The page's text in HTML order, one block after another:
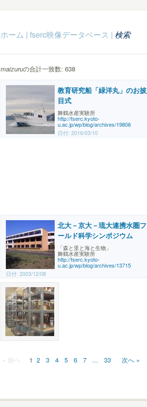
ホーム | fserc映像データベース | 検索
maizuruの合計一致数: 638
教育研究船「緑洋丸」のお
目式
舞鶴水産実験所
http://fserc.kyoto-
u.ac.jp/wp/blog/archives/19806
日付: 2016/03/10
北大－京大－琉大連携水圏
ールド科学シンポジウム
「森と里と海と生物」
舞鶴水産実験所
http://fserc.kyoto-
u.ac.jp/wp/blog/archives/13715
日付: 2003/12/08
« 前へ 1 2 3 4 5 6 7 ... 33 次へ »